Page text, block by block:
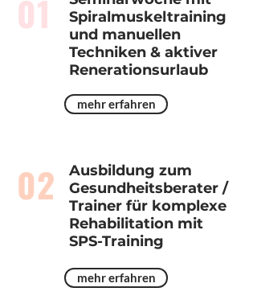
01
Spiralmuskeltraining
und manuellen
Techniken & aktiver
Renerationsurlaub
mehr erfahren
02
Ausbildung zum
Gesundheitsberater /
Trainer für komplexe
Rehabilitation mit
SPS-Training
mehr erfahren